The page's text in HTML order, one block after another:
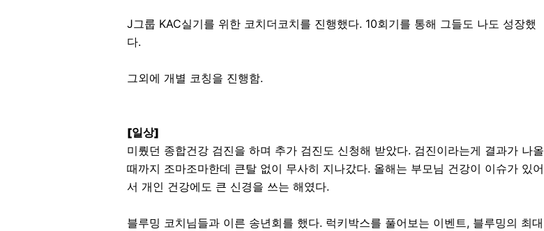
J그룹 KAC실기를 위한 코치더코치를 진행했다. 10회기를 통해 그들도 나도 성장했
다.
그외에 개별 코칭을 진행함.
[일상]
미뤘던 종합건강 검진을 하며 추가 검진도 신청해 받았다. 검진이라는게 결과가 나올
때까지 조마조마한데 큰탈 없이 무사히 지나갔다. 올해는 부모님 건강이 이슈가 있어
서 개인 건강에도 큰 신경을 쓰는 해였다.
블루밍 코치님들과 이른 송년회를 했다. 럭키박스를 풀어보는 이벤트, 블루밍의 최대